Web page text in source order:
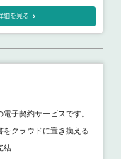
細を見る
子契約サービスです。
をクラウドに置き換える
...